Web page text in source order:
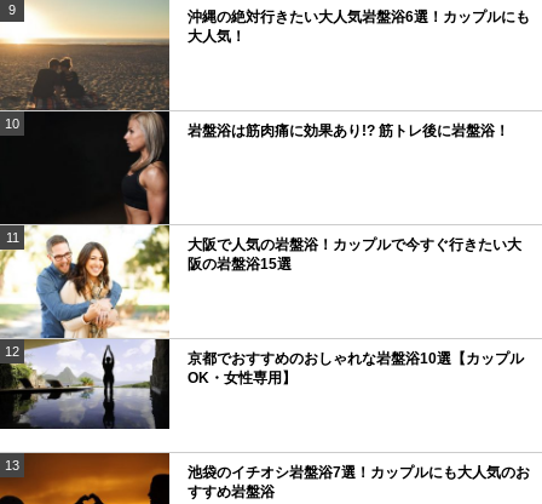
9
沖縄の絶対行きたい大人気岩盤浴6選！カップルにも
大人気！
10 岩盤浴は筋肉痛に効果あり!? 筋トレ後に岩盤浴！
11
大阪で人気の岩盤浴！カップルで今すぐ行きたい大
阪の岩盤浴15選
12
京都でおすすめのおしゃれな岩盤浴10選【カップル
OK・女性専用】
13
池袋のイチオシ岩盤浴7選！カップルにも大人気のお
すすめ岩盤浴